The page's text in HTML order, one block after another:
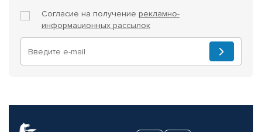
Согласие на получение рекламно-
информационных рассылок